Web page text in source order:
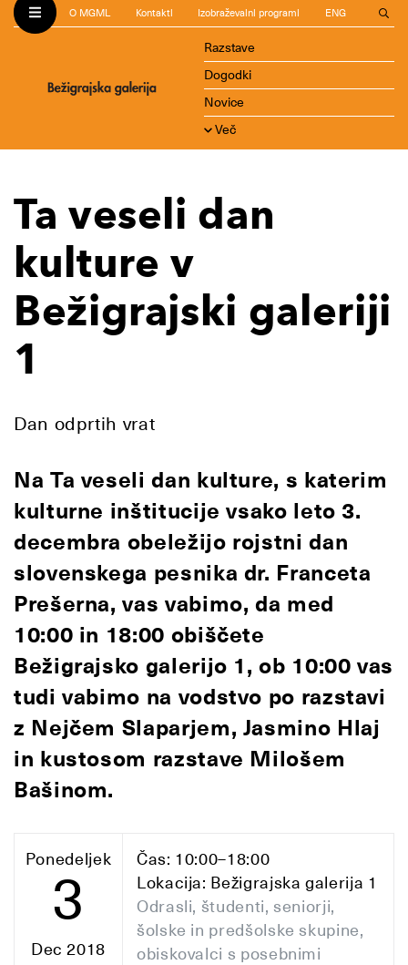
O MGML Kontakti Izobraževalni programi ENG
Razstave
Dogodki
Novice
Več
Ta veseli dan
kulture v
Bežigrajski galeriji
1
Dan odprtih vrat
Na Ta veseli dan kulture, s katerim
kulturne inštitucije vsako leto 3.
decembra obeležijo rojstni dan
slovenskega pesnika dr. Franceta
Prešerna, vas vabimo, da med
10:00 in 18:00 obiščete
Bežigrajsko galerijo 1, ob 10:00vas
tudi vabimo na vodstvo po razstavi
z Nejčem Slaparjem, Jasmino Hlaj
in kustosom razstave Milošem
Bašinom.
Ponedeljek
3
Dec 2018
Čas: 10:00–18:00
Lokacija: Bežigrajska galerija 1
Odrasli, študenti, seniorji,
šolske in predšolske skupine,
obiskovalci s posebnimi